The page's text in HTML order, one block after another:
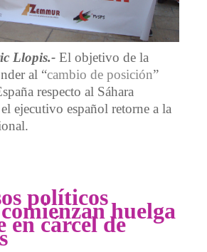
Llopis.- El objetivo de la
al “cambio de posición”
respecto al Sáhara
ejecutivo español retorne a la
políticos
huelga
en cárcel de